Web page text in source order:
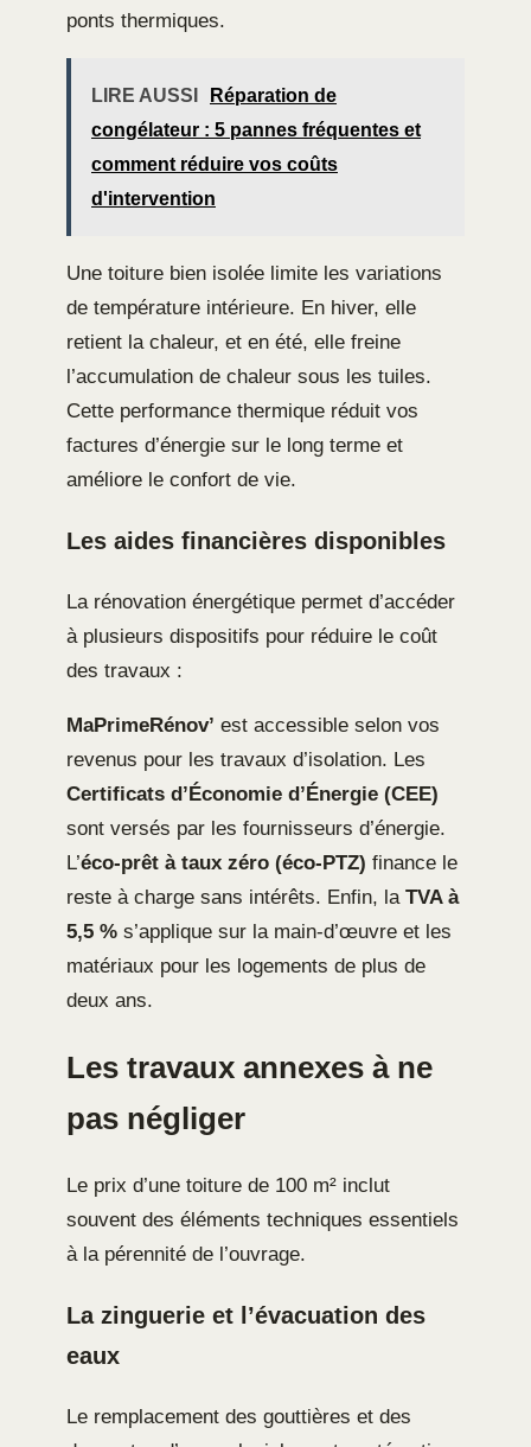
ponts thermiques.
LIRE AUSSI
Réparation de
congélateur : 5 pannes fréquentes et
comment réduire vos coûts
d'intervention
Une toiture bien isolée limite les variations
de température intérieure. En hiver, elle
retient la chaleur, et en été, elle freine
l’accumulation de chaleur sous les tuiles.
Cette performance thermique réduit vos
factures d’énergie sur le long terme et
améliore le confort de vie.
Les aides financières disponibles
La rénovation énergétique permet d’accéder
à plusieurs dispositifs pour réduire le coût
des travaux :
MaPrimeRénov’ est accessible selon vos
revenus pour les travaux d’isolation. Les
Certificats d’Économie d’Énergie (CEE)
sont versés par les fournisseurs d’énergie.
L’éco-prêt à taux zéro (éco-PTZ) finance le
reste à charge sans intérêts. Enfin, la TVA à
5,5 % s’applique sur la main-d’œuvre et les
matériaux pour les logements de plus de
deux ans.
Les travaux annexes à ne
pas négliger
Le prix d’une toiture de 100 m² inclut
souvent des éléments techniques essentiels
à la pérennité de l’ouvrage.
La zinguerie et l’évacuation des
eaux
Le remplacement des gouttières et des